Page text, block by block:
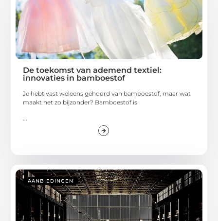
De toekomst van ademend textiel:
innovaties in bamboestof
Je hebt vast weleens gehoord van bamboestof, maar wat
maakt het zo bijzonder? Bamboestof is
AANBIEDINGEN